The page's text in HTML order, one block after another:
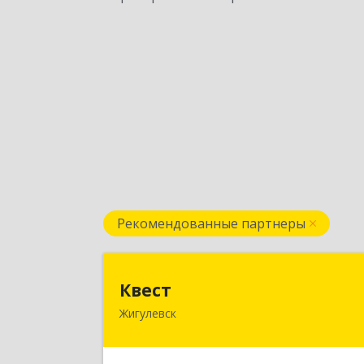
Рекомендованные партнеры
Квест
Жигулевск
445350, Самарская обл., Жигулевск,